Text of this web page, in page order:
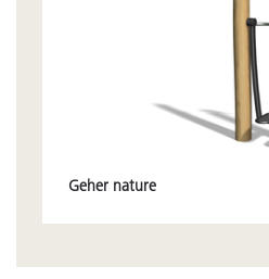
Geher nature